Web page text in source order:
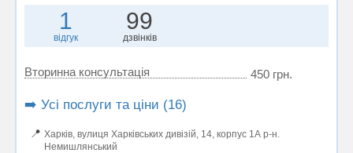
1
відгук
99
дзвінків
Вторинна консультація 450 грн.
➡️ Усі послуги та ціни (16)
📍 Харків, вулиця Харківських дивізій, 14, корпус 1А р-н.
Немишлянський